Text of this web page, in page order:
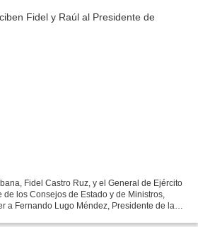
Fidel Castro Ruz, y el General de Ejército
los Consejos de Estado y de Ministros,
a Fernando Lugo Méndez, Presidente de la